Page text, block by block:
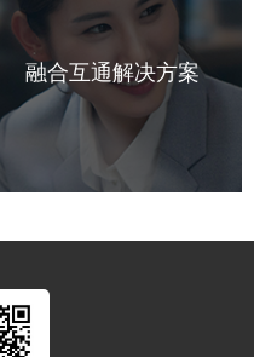
融合互通解决方案